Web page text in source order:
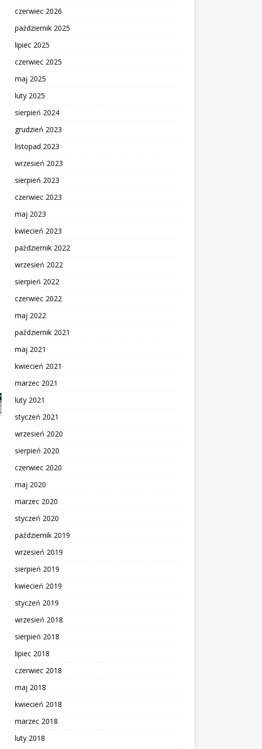
czerwiec 2026
październik 2025
lipiec 2025
czerwiec 2025
maj 2025
luty 2025
sierpień 2024
grudzień 2023
listopad 2023
wrzesień 2023
sierpień 2023
czerwiec 2023
maj 2023
kwiecień 2023
październik 2022
wrzesień 2022
sierpień 2022
czerwiec 2022
maj 2022
październik 2021
maj 2021
kwiecień 2021
marzec 2021
luty 2021
styczeń 2021
wrzesień 2020
sierpień 2020
czerwiec 2020
maj 2020
marzec 2020
styczeń 2020
październik 2019
wrzesień 2019
sierpień 2019
kwiecień 2019
styczeń 2019
wrzesień 2018
sierpień 2018
lipiec 2018
czerwiec 2018
maj 2018
kwiecień 2018
marzec 2018
luty 2018